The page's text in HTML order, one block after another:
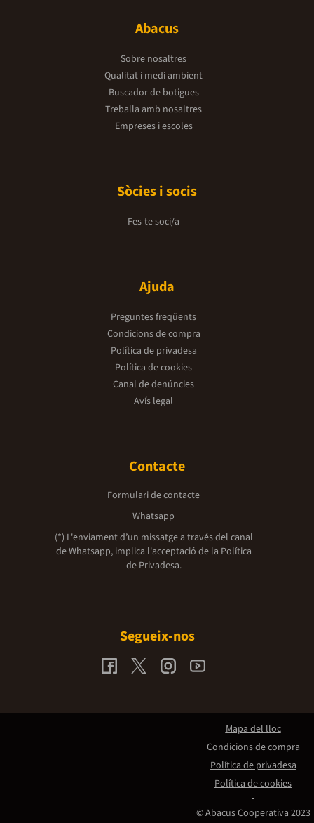
Abacus
Sobre nosaltres
Qualitat i medi ambient
Buscador de botigues
Treballa amb nosaltres
Empreses i escoles
Sòcies i socis
Fes-te soci/a
Ajuda
Preguntes freqüents
Condicions de compra
Política de privadesa
Política de cookies
Canal de denúncies
Avís legal
Contacte
Formulari de contacte
Whatsapp
(*) L'enviament d’un missatge a través del canal
de Whatsapp, implica l'acceptació de la Política
de Privadesa.
Segueix-nos
© Abacus Cooperativa 2023
Mapa del lloc
Condicions de compra
Política de privadesa
Política de cookies